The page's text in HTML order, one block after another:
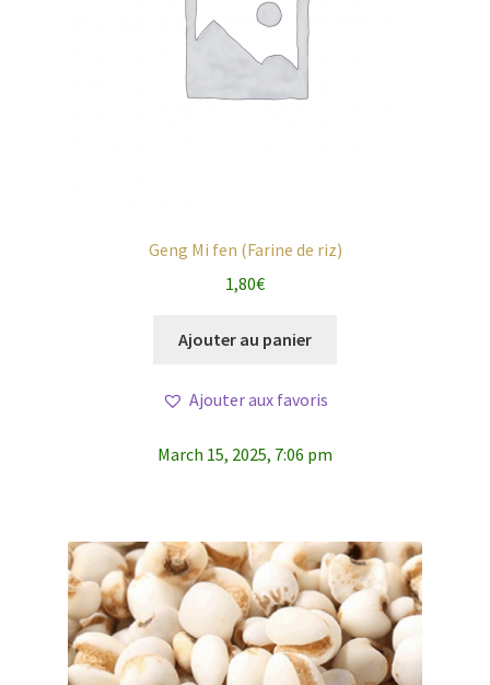
Geng Mi fen (Farine de riz)
1,80€
Ajouter au panier
Ajouter aux favoris
March 15, 2025, 7:06 pm